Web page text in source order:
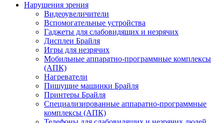
Нарушения зрения
Видеоувеличители
Вспомогательные устройства
Гаджеты для слабовидящих и незрячих
Дисплеи Брайля
Игры для незрячих
Мобильные аппаратно-программные комплексы
(АПК)
Нагреватели
Пишущие машинки Брайля
Принтеры Брайля
Специализированные аппаратно-программные
комплексы (АПК)